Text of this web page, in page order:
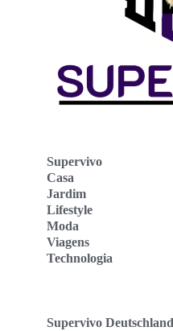
Supervivo
Casa
Jardim
Lifestyle
Moda
Viagens
Technologia
Supervivo Deutschland